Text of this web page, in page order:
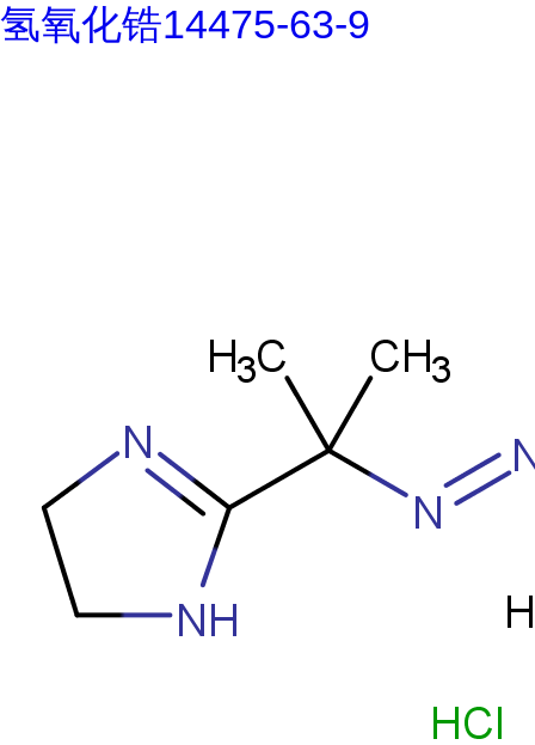
氢氧化锆14475-63-9